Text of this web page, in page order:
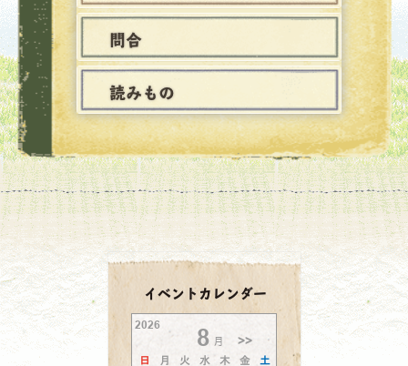
問合
読みもの
イベントカレンダー